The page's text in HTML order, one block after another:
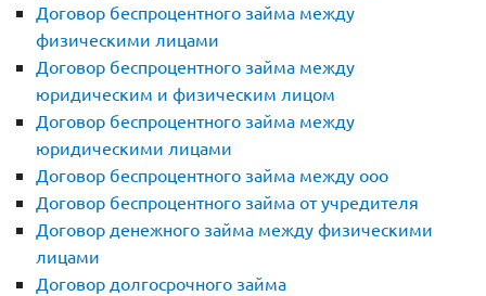
Договор беспроцентного займа между
физическими лицами
Договор беспроцентного займа между
юридическим и физическим лицом
Договор беспроцентного займа между
юридическими лицами
Договор беспроцентного займа между ооо
Договор беспроцентного займа от учредителя
Договор денежного займа между физическими
лицами
Договор долгосрочного займа